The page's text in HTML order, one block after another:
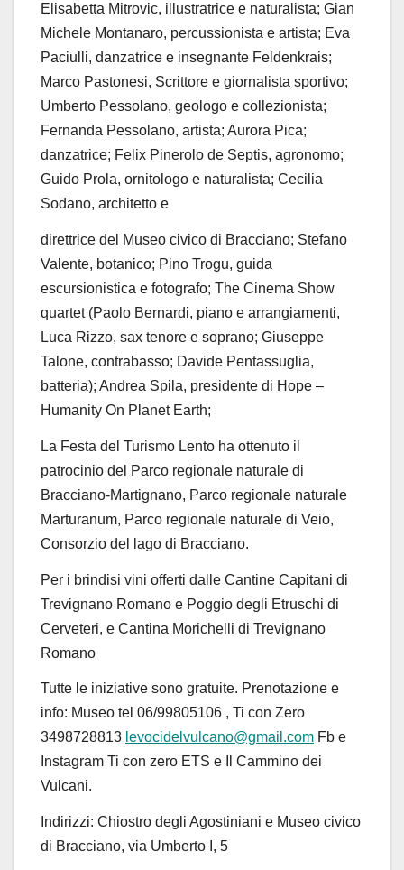
Elisabetta Mitrovic, illustratrice e naturalista; Gian
Michele Montanaro, percussionista e artista; Eva
Paciulli, danzatrice e insegnante Feldenkrais;
Marco Pastonesi, Scrittore e giornalista sportivo;
Umberto Pessolano, geologo e collezionista;
Fernanda Pessolano, artista; Aurora Pica;
danzatrice; Felix Pinerolo de Septis, agronomo;
Guido Prola, ornitologo e naturalista; Cecilia
Sodano, architetto e
direttrice del Museo civico di Bracciano; Stefano
Valente, botanico; Pino Trogu, guida
escursionistica e fotografo; The Cinema Show
quartet(Paolo Bernardi, piano e arrangiamenti,
Luca Rizzo, sax tenore e soprano; Giuseppe
Talone, contrabasso; Davide Pentassuglia,
batteria); Andrea Spila, presidente di Hope –
Humanity On Planet Earth;
La Festa del Turismo Lento ha ottenuto il
patrocinio del Parco regionale naturale di
Bracciano-Martignano, Parco regionale naturale
Marturanum, Parco regionale naturale di Veio,
Consorzio del lago di Bracciano.
Per i brindisi vini offerti dalle Cantine Capitani di
Trevignano Romano e Poggio degli Etruschi di
Cerveteri, e Cantina Morichelli di Trevignano
Romano
Tutte le iniziative sono gratuite. Prenotazione e
info: Museo tel 06/99805106 , Ti con Zero
3498728813 levocidelvulcano@gmail.com Fb e
Instagram Ti con zero ETS e Cammino dei
Vulcani.
Indirizzi: Chiostro degli Agostiniani e Museo civico
di Bracciano, via Umberto I, 5